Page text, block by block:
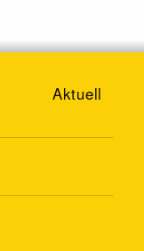
Aktuell